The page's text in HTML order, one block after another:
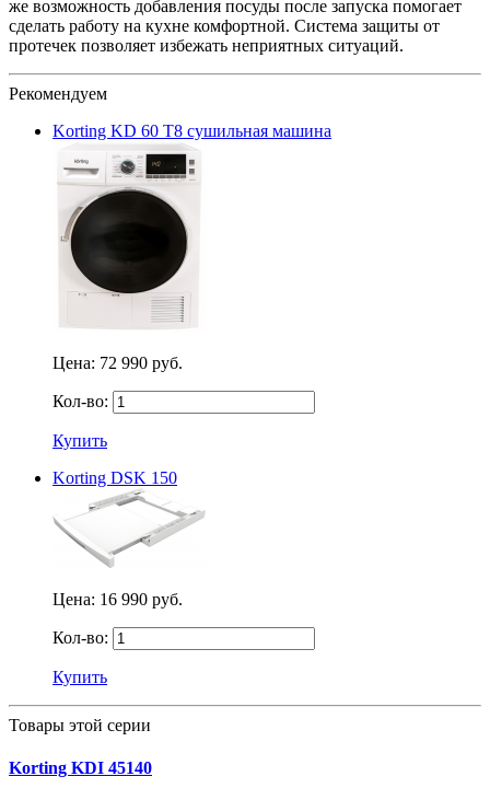
же возможность добавления посуды после запуска помогает
сделать работу на кухне комфортной. Система защиты от
протечек позволяет избежать неприятных ситуаций.
Рекомендуем
Korting KD 60 T8 сушильная машина
Цена: 72 990 руб.
Кол-во:
Купить
Korting DSK 150
Цена: 16 990 руб.
Кол-во:
Купить
Товары этой серии
Korting KDI 45140